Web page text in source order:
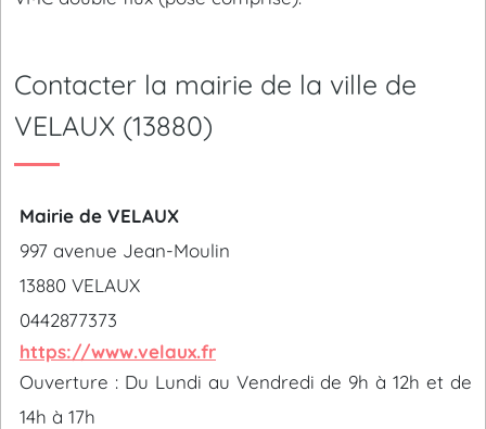
Contacter la mairie de la ville de
VELAUX (13880)
Mairie de VELAUX
997 avenue Jean-Moulin
13880 VELAUX
0442877373
https://www.velaux.fr
Ouverture : Du Lundi au Vendredi de 9h à 12h et de
14h à 17h